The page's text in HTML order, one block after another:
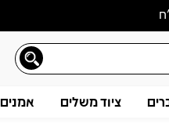
ציוד משלים אמנים